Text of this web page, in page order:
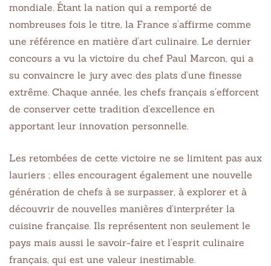
mondiale. Étant la nation qui a remporté de
nombreuses fois le titre, la France s’affirme comme
une référence en matière d’art culinaire. Le dernier
concours a vu la victoire du chef Paul Marcon, qui a
su convaincre le jury avec des plats d’une finesse
extrême. Chaque année, les chefs français s’efforcent
de conserver cette tradition d’excellence en
apportant leur innovation personnelle.
Les retombées de cette victoire ne se limitent pas aux
lauriers ; elles encouragent également une nouvelle
génération de chefs à se surpasser, à explorer et à
découvrir de nouvelles manières d’interpréter la
cuisine française. Ils représentent non seulement le
pays mais aussi le savoir-faire et l’esprit culinaire
français, qui est une valeur inestimable.